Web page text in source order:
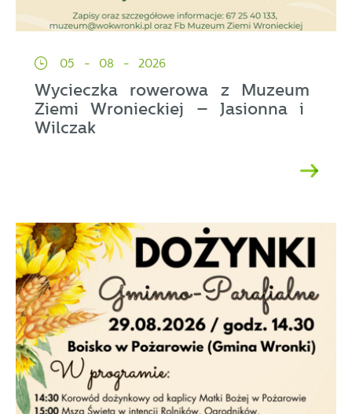
05 - 08 - 2026
Wycieczka rowerowa z Muzeum
Ziemi Wronieckiej – Jasionna i
Wilczak